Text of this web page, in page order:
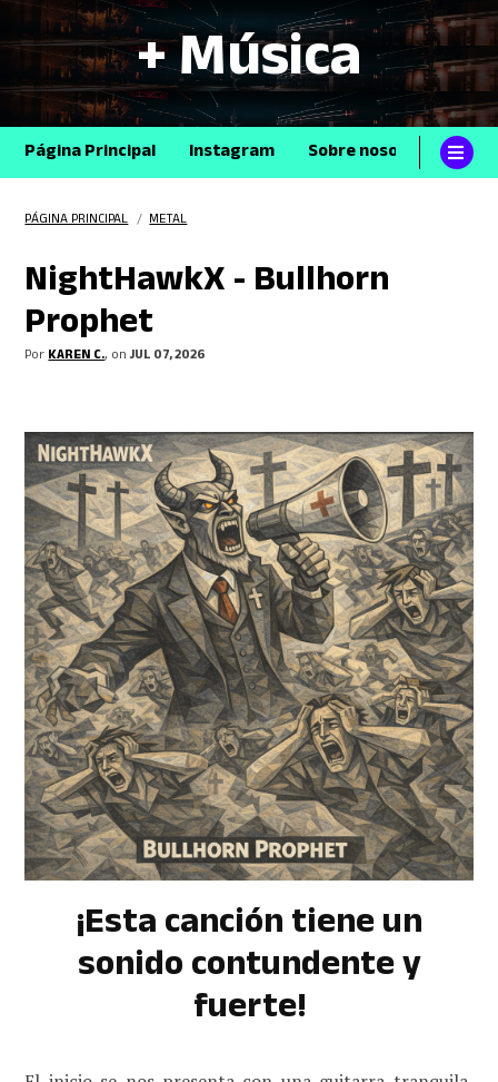
+ Música
Página Principal Instagram Sobre nosotros
PÁGINA PRINCIPAL /METAL
NightHawkX - Bullhorn
Prophet
PorKAREN C., onJUL 07, 2026
¡Esta canción tiene un
sonido contundente y
fuerte!